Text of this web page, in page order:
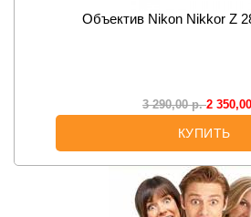
Объектив Nikon Nikkor Z
3 290,00р. 2 350,00
КУПИТЬ